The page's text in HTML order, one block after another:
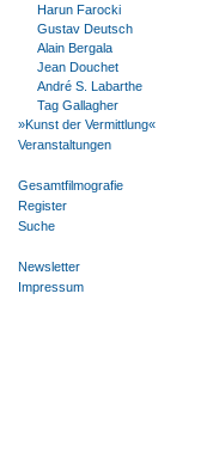
Harun Farocki
Gustav Deutsch
Alain Bergala
Jean Douchet
André S. Labarthe
Tag Gallagher
»Kunst der Vermittlung«
Veranstaltungen
Gesamtfilmografie
Register
Suche
Newsletter
Impressum